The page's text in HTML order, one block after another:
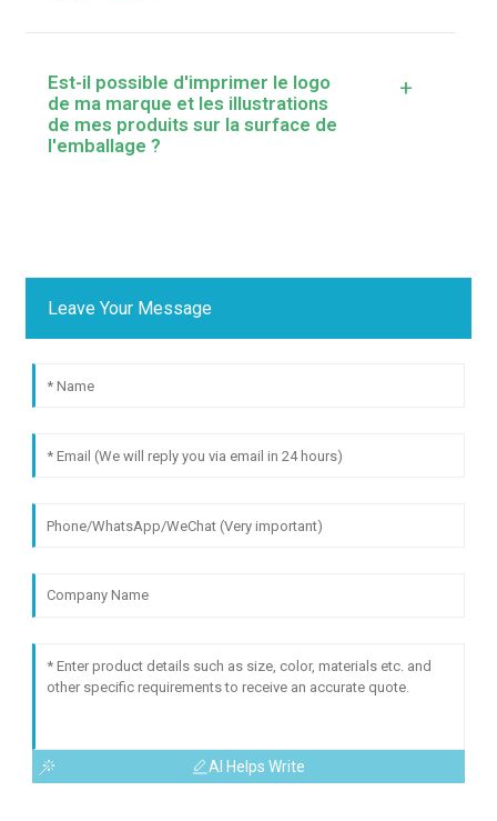
Est-il possible d'imprimer le logo
de ma marque et les illustrations
de mes produits sur la surface de
l'emballage ?
+
Leave Your Message
AI Helps Write